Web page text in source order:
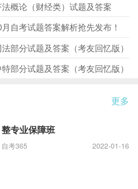
概论（财经类）试题及答案
自考试题答案解析抢先发布！
部分试题及答案（考友回忆版）
部分试题及答案（考友回忆版）
更多
整专业保障班
自考365 2022-01-16